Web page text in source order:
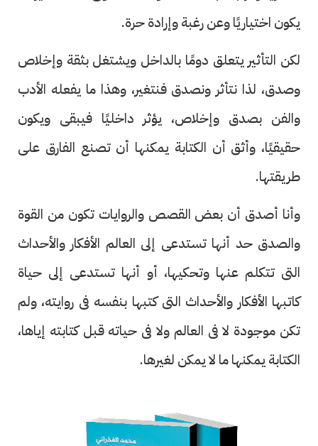
يكون اختياريًا وعن رغبة وإرادة حرة.
لكن التأثير يتعلق دومًا بالداخل ويشتغل بثقة وإخلاص
وصدق، لذا نتأثر ونصدق فنتغير، وهذا ما يفعله الأدب
والفن بصدق وإخلاص، يؤثر داخليًا فيبقى ويكون
حقيقيًا، وأثق أن الكتابة يمكنها أن تصنع الفارق على
طريقتها.
وأنا أصدق أن بعض القصص والروايات تكون من القوة
والصدق حد أنها تستدعى إلى العالم الأفكار والأحداث
التى تتكلم عنها وتحكيها، أو أنها تستدعى إلى حياة
كاتبها الأفكار والأحداث التى كتبها بنفسه فى روايته، ولم
تكن موجودة لا فى العالم ولا فى حياته قبل كتابته إياها،
الكتابة يمكنها ما لا يمكن لغيرها.